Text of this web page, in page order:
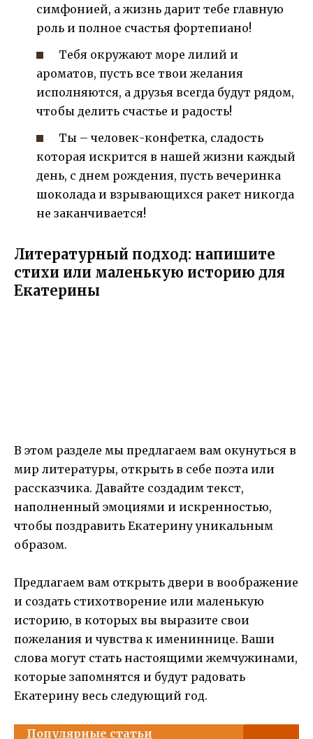
симфонией, а жизнь дарит тебе главную
роль и полное счастья фортепиано!
Тебя окружают море лилий и
ароматов, пусть все твои желания
исполняются, а друзья всегда будут рядом,
чтобы делить счастье и радость!
Ты – человек-конфетка, сладость
которая искрится в нашей жизни каждый
день, с днем рождения, пусть вечеринка
шоколада и взрывающихся ракет никогда
не заканчивается!
Литературный подход: напишите
стихи или маленькую историю для
Екатерины
В этом разделе мы предлагаем вам окунуться в
мир литературы, открыть в себе поэта или
рассказчика. Давайте создадим текст,
наполненный эмоциями и искренностью,
чтобы поздравить Екатерину уникальным
образом.
Предлагаем вам открыть двери в воображение
и создать стихотворение или маленькую
историю, в которых вы выразите свои
пожелания и чувства к имениннице. Ваши
слова могут стать настоящими жемчужинами,
которые запомнятся и будут радовать
Екатерину весь следующий год.
Популярные статьи